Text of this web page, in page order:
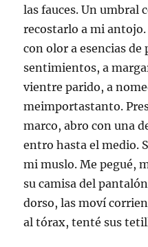
las fauces. Un umbral
recostarlo a mi
con olor a esencias de
sentimientos, a
vientre parido, a
meimportastanto.
marco, abro con una
entro hasta el medio.
mi muslo. Me pegué,
su camisa del
dorso, las moví
al tórax, tenté sus